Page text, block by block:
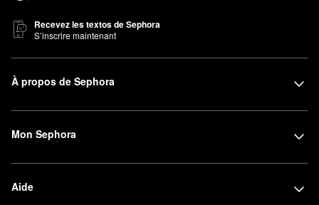
Recevez les textos de Sephora
S’inscrire maintenant
À propos de Sephora
Mon Sephora
Aide